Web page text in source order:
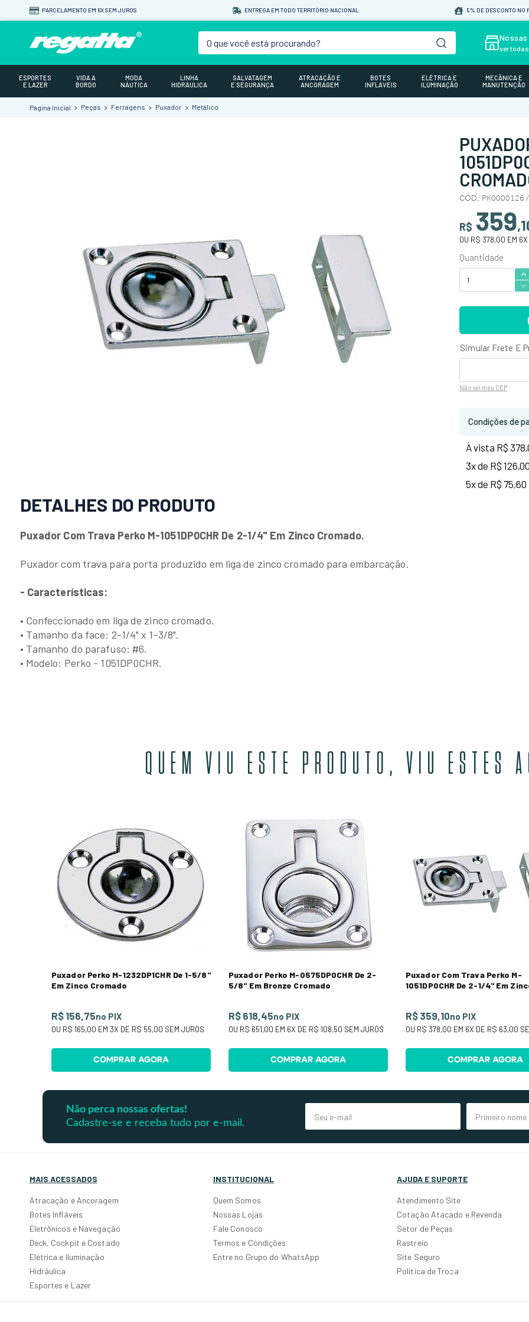
PARCELAMENTO EM 6X SEM JUROS ENTREGA EM TODO TERRITÓRIO NACIONAL 5% DE DESCONTO NO
O que você está procurando? Nossas
ver todas
ESPORTES
E LAZER
VIDA A
BORDO
MODA
NÁUTICA
LINHA
HIDRÁULICA
SALVATAGEM
E SEGURANÇA
ATRACAÇÃO E
ANCORAGEM
BOTES
INFLÁVEIS
ELÉTRICA E
ILUMINAÇÃO
MECÂNICA E
MANUTENÇÃO
Peças Ferragens Puxador Metálico
DETALHES DO PRODUTO
Puxador Com Trava Perko M-1051DP0CHR De 2-1/4" Em Zinco Cromado.
Puxador com trava para porta produzido em liga de zinco cromado para embarcação.
- Características:
• Confeccionado em liga de zinco cromado.
• Tamanho da face: 2-1/4" x 1-3/8".
• Tamanho do parafuso: #6.
• Modelo: Perko - 1051DP0CHR.
CÓD.: PK0000126
R$ 359,
OU R$ 378,00 EM 6X
Não sei meu CEP
Condições de
À vista R$
3x de R$ 126,00
5x de R$ 75,60
QUEM VIU ESTE PRODUTO, VIU ESTES
Puxador Perko M-1232DP1CHR De 1-5/8"
Em Zinco Cromado
R$ 156,75no PIX
OU R$ 165,00 EM 3X DE R$ 55,00 SEM JUROS
COMPRAR AGORA
Puxador Perko M-0575DP0CHR De 2-
5/8" Em Bronze Cromado
R$ 618,45no PIX
OU R$ 651,00 EM 6X DE R$ 108,50 SEM JUROS
COMPRAR AGORA
Puxador Com Trava Perko M-
1051DP0CHR De 2-1/4" Em
R$ 359,10no PIX
OU R$ 378,00 EM 6X DE R$ 63,00
COMPRAR AGORA
Não perca nossas ofertas!
Cadastre-se e receba tudo por e-mail.
MAIS ACESSADOS
Atracação e Ancoragem
Botes Infláveis
Eletrônicos e Navegação
Deck, Cockpit e Costado
Elétrica e Iluminação
Hidráulica
Esportes e Lazer
INSTITUCIONAL
Quem Somos
Nossas Lojas
Fale Conosco
Termos e Condições
Entre no Grupo do WhatsApp
AJUDA E SUPORTE
Atendimento Site
Cotação Atacado e Revenda
Setor de Peças
Rastreio
Site Seguro
Política de Troca